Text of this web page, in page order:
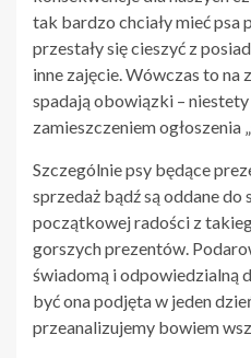
tak bardzo chciały mieć psa
przestały się cieszyć z
inne zajęcie. Wówczas to
spadają obowiązki –
zamieszczeniem ogłoszenia
Szczególnie psy będące
sprzedaż bądź są oddane
początkowej radości z
gorszych prezentów.
świadomą i odpowiedzialną
być ona podjęta w jeden
przeanalizujemy bowiem